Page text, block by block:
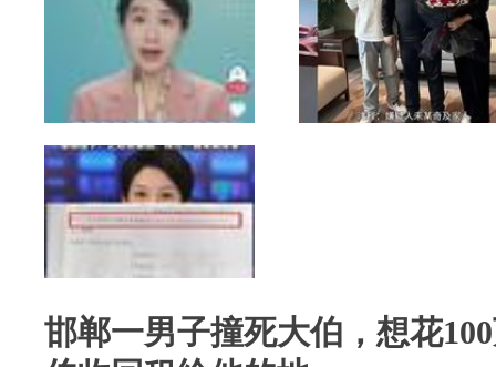
邯郸一男子撞死大伯，想花